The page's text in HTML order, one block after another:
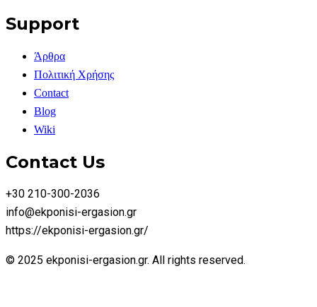
Support
Άρθρα
Πολιτική Χρήσης
Contact
Blog
Wiki
Contact Us
+30 210-300-2036
info@ekponisi-ergasion.gr
https://ekponisi-ergasion.gr/
© 2025 ekponisi-ergasion.gr. All rights reserved.